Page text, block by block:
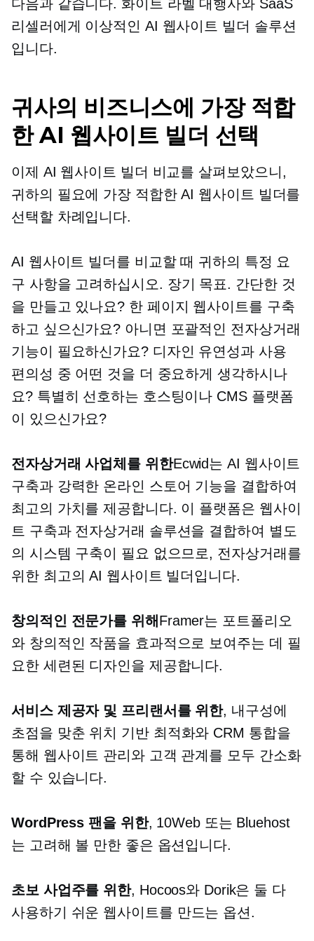
다음과 같습니다. 화이트 라벨 대행사와 SaaS
리셀러에게 이상적인 AI 웹사이트 빌더 솔루션
입니다.
귀사의 비즈니스에 가장 적합
한 AI 웹사이트 빌더 선택
이제 AI 웹사이트 빌더 비교를 살펴보았으니,
귀하의 필요에 가장 적합한 AI 웹사이트 빌더를
선택할 차례입니다.
AI 웹사이트 빌더를 비교할 때 귀하의 특정 요
구 사항을 고려하십시오. 장기 목표. 간단한 것
을 만들고 있나요? 한 페이지 웹사이트를 구축
하고 싶으신가요? 아니면 포괄적인 전자상거래
기능이 필요하신가요? 디자인 유연성과 사용
편의성 중 어떤 것을 더 중요하게 생각하시나
요? 특별히 선호하는 호스팅이나 CMS 플랫폼
이 있으신가요?
전자상거래 사업체를 위한Ecwid는 AI 웹사이트
구축과 강력한 온라인 스토어 기능을 결합하여
최고의 가치를 제공합니다. 이 플랫폼은 웹사이
트 구축과 전자상거래 솔루션을 결합하여 별도
의 시스템 구축이 필요 없으므로, 전자상거래를
위한 최고의 AI 웹사이트 빌더입니다.
창의적인 전문가를 위해Framer는 포트폴리오
와 창의적인 작품을 효과적으로 보여주는 데 필
요한 세련된 디자인을 제공합니다.
서비스 제공자 및 프리랜서를 위한, 내구성에
초점을 맞춘 위치 기반최적화와 CRM 통합을
통해 웹사이트 관리와 고객 관계를 모두 간소화
할 수 있습니다.
WordPress 팬을 위한, 10Web 또는 Bluehost
는 고려해 볼 만한 좋은 옵션입니다.
초보 사업주를 위한, Hocoos와 Dorik은 둘 다
사용하기 쉬운 웹사이트를 만드는 옵션.